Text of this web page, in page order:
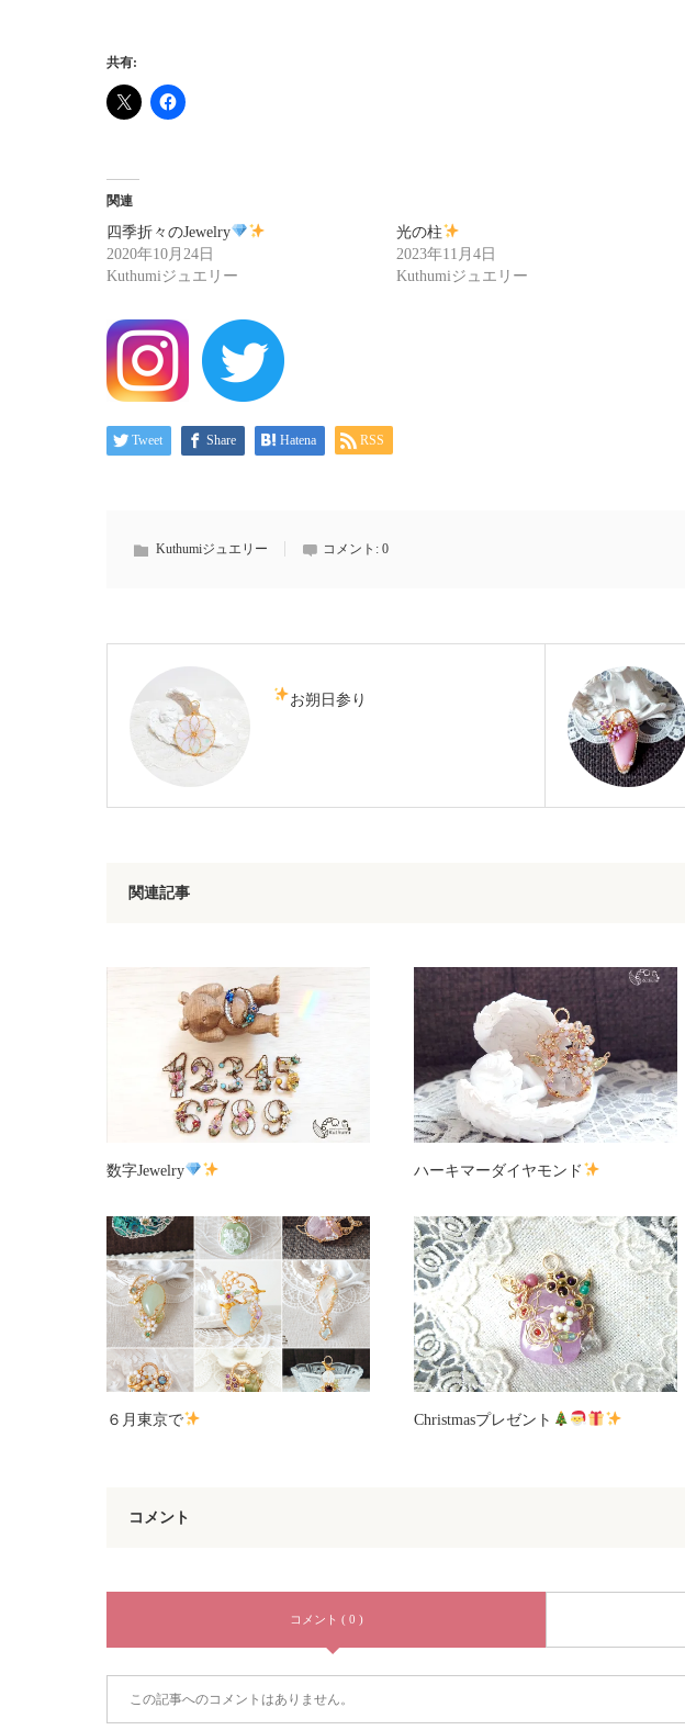
共有:
関連
四季折々のJewelry
2020年10月24日
Kuthumiジュエリー
光の柱
2023年11月4日
Kuthumiジュエリー
Tweet Share Hatena RSS
Kuthumiジュエリー コメント: 0
お朔日参り
関連記事
数字Jewelry ハーキマーダイヤモンド
６月東京で Christmasプレゼント
コメント
コメント ( 0 )
この記事へのコメントはありません。